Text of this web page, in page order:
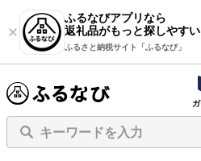
ふるなびアプリなら
返礼品がもっと探しやすい
ふるさと納税サイト「ふるなび」
キーワードを入力